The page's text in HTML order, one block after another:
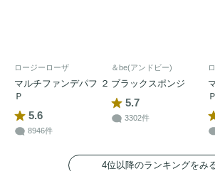
ロージーローザ
マルチファンデパフ ２
Ｐ
5.6
8946件
＆be(アンドビー)
ブラックスポンジ
5.7
3302件
4位以降のランキングをみ